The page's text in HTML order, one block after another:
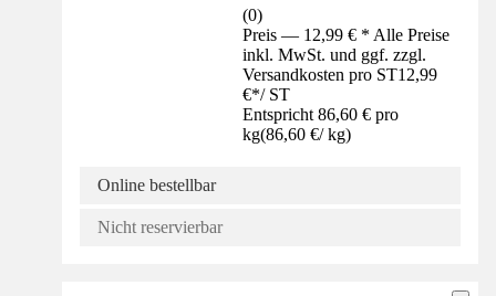
(0)
Preis — 12,99 € * Alle Preise
inkl. MwSt. und ggf. zzgl.
Versandkosten pro ST12,99
€*/ ST
Entspricht 86,60 € pro
kg(86,60 €/ kg)
Online bestellbar
Nicht reservierbar